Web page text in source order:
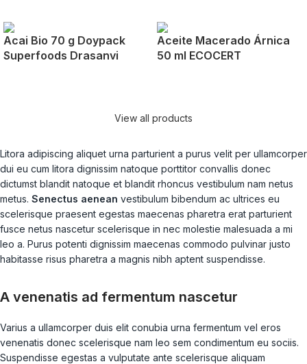
Acai Bio 70 g Doypack
Superfoods Drasanvi
Aceite Macerado Árnica
50 ml ECOCERT
View all products
Litora adipiscing aliquet urna parturient a purus velit per ullamcorper
dui eu cum litora dignissim natoque porttitor convallis donec
dictumst blandit natoque et blandit rhoncus vestibulum nam netus
metus. Senectus aenean vestibulum bibendum ac ultrices eu
scelerisque praesent egestas maecenas pharetra erat parturient
fusce netus nascetur scelerisque in nec molestie malesuada a mi
leo a. Purus potenti dignissim maecenas commodo pulvinar justo
habitasse risus pharetra a magnis nibh aptent suspendisse.
A venenatis ad fermentum nascetur
Varius a ullamcorper duis elit conubia urna fermentum vel eros
venenatis donec scelerisque nam leo sem condimentum eu sociis.
Suspendisse egestas a vulputate ante scelerisque aliquam